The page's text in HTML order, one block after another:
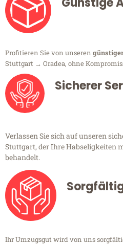
Profitieren Sie von unseren
Stuttgart → Oradea, ohne
Sicherer
Verlassen Sie sich auf unseren
Stuttgart, der Ihre Habseligkeiten
behandelt.
Ihr Umzugsgut wird von uns